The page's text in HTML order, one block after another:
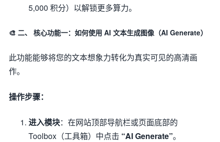
5,000 积分）以解锁更多算力。
🎨 二、 核心功能一：如何使用 AI 文本生成图像（AI Generate）
此功能能够将您的文本想象力转化为真实可见的高清画
作。
操作步骤：
进入模块：在网站顶部导航栏或页面底部的
Toolbox（工具箱）中点击 “AI Generate”。